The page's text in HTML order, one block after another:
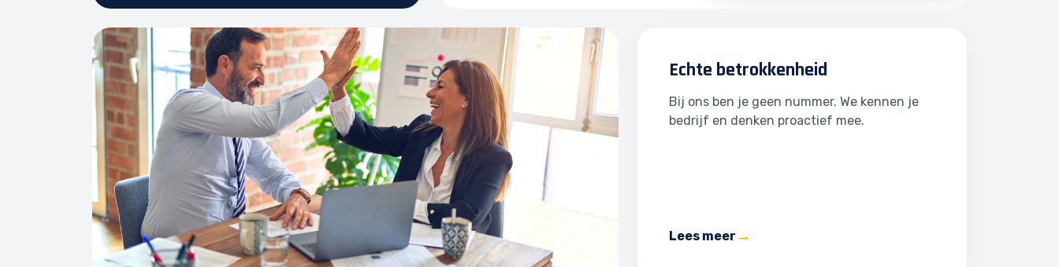
Echte betrokkenheid
Bij ons ben je geen nummer. We kennen je
bedrijf en denken proactief mee.
Lees meer